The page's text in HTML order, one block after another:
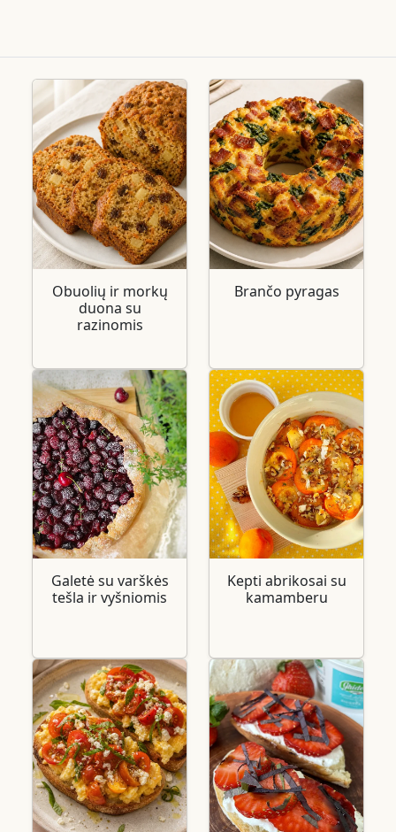
Obuolių ir morkų
duona su
razinomis
Brančo pyragas
Galetė su varškės
tešla ir vyšniomis
Kepti abrikosai su
kamamberu